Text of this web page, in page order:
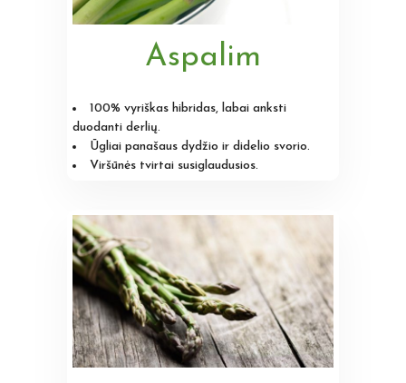
Aspalim
100% vyriškas hibridas, labai anksti
duodanti derlių.
Ūgliai panašaus dydžio ir didelio svorio.
Viršūnės tvirtai susiglaudusios.